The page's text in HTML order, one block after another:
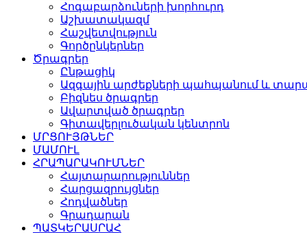
Հոգաբարձուների խորհուրդ
Աշխատակազմ
Հաշվետվություն
Գործընկերներ
Ծրագրեր
Ընթացիկ
Ազգային արժեքների պահպանում և
Բիզնես ծրագրեր
Ավարտված ծրագրեր
Գիտավերլուծական կենտրոն
ՄՐՑՈՒՅԹՆԵՐ
ՄԱՄՈՒԼ
ՀՐԱՊԱՐԱԿՈՒՄՆԵՐ
Հայտարարություններ
Հարցազրույցներ
Հոդվածներ
Գրադարան
ՊԱՏԿԵՐԱՍՐԱՀ